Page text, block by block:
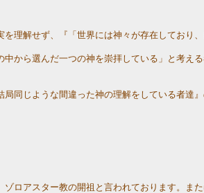
理解せず、『「世界には神々が存在しており
から選んだ一つの神を崇拝している」と考え
同じような間違った神の理解をしている者達
ロアスター教の開祖と言われております。ま